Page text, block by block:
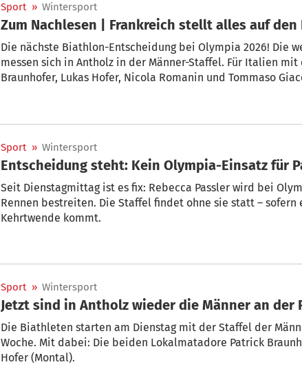
Sport » Wintersport
Zum Nachlesen | Frankreich stellt alles auf den
Die nächste Biathlon-Entscheidung bei Olympia 2026! Die
messen sich in Antholz in der Männer-Staffel. Für Italien
Braunhofer, Lukas Hofer, Nicola Romanin und Tommaso
Sport » Wintersport
Entscheidung steht: Kein Olympia-Einsatz für
Seit Dienstagmittag ist es fix: Rebecca Passler wird bei
Rennen bestreiten. Die Staffel findet ohne sie statt – sofern
Kehrtwende kommt.
Sport » Wintersport
Jetzt sind in Antholz wieder die Männer an der
Die Biathleten starten am Dienstag mit der Staffel der
Woche. Mit dabei: Die beiden Lokalmatadore Patrick
Hofer (Montal).